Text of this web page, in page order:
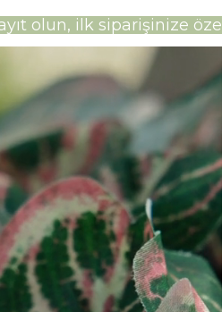
olun, ilk siparişinize özel